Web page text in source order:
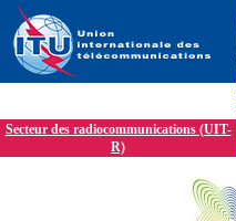
Secteur des radiocommunications (UIT-
R)